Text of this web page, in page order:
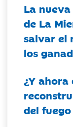
La
de La
salvar el
los
¿Y ahora
del fuego